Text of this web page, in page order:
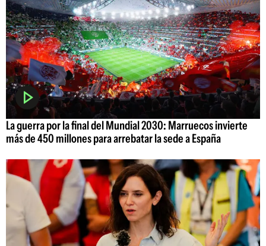
La guerra por la final del Mundial 2030: Marruecos invierte
más de 450 millones para arrebatar la sede a España